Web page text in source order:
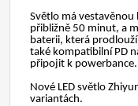
Světlo má
přibližně 50 minut, a
baterii, která
také kompatibilní PD
připojit k powerbance.
Nové LED světlo
variantách.